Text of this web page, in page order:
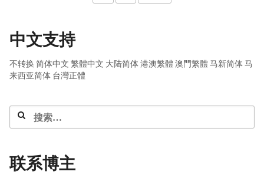
分
页
中文支持
不转换 简体中文 繁體中文 大陆简体港澳繁體 澳門繁體 马新简体马
来西亚简体 台灣正體
搜
索：
联系博主